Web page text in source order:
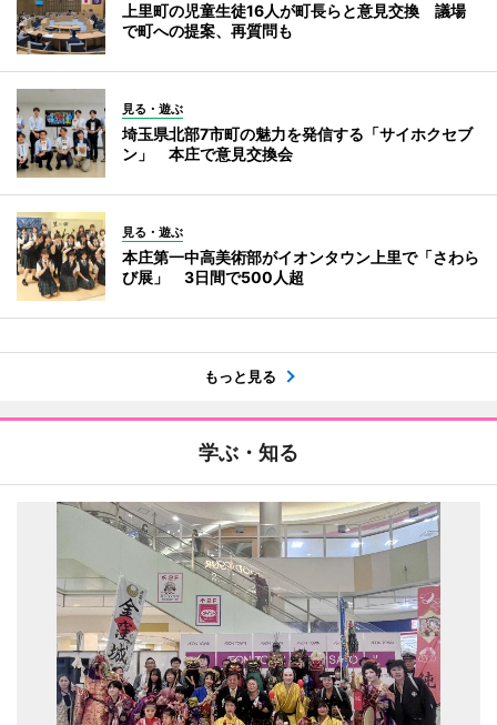
上里町の児童生徒16人が町長らと意見交換 議場
で町への提案、再質問も
見る・遊ぶ
埼玉県北部7市町の魅力を発信する「サイホクセブ
ン」 本庄で意見交換会
見る・遊ぶ
本庄第一中高美術部がイオンタウン上里で「さわら
び展」 3日間で500人超
もっと見る
学ぶ・知る